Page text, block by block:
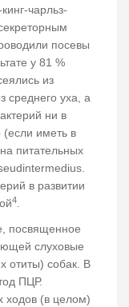
чарльз-
посевы
у 81 %
из
среднего уха, а
ни в
иметь в
питательных
в развитии
4.
посвященное
слуховые
отиты) собак. В
ПЦР.
ходов (в целом)